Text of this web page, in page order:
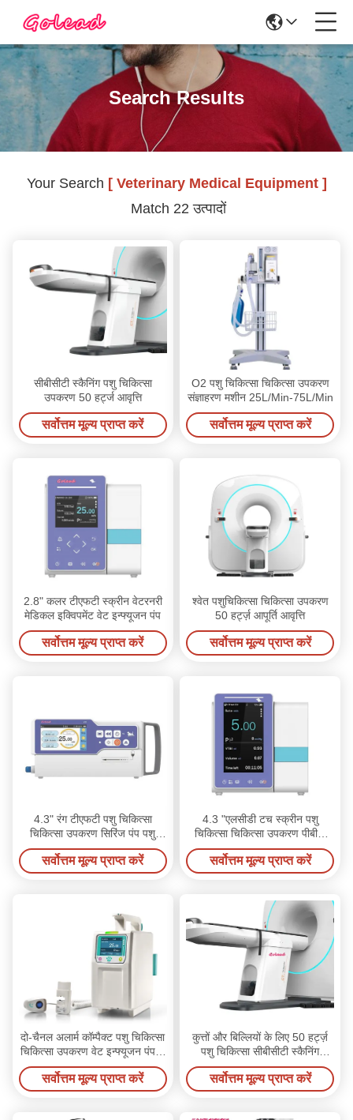
Search Results
Your Search [ Veterinary Medical Equipment ]
Match 22 उत्पादों
सीबीसीटी स्कैनिंग पशु चिकित्सा
उपकरण 50 हर्ट्ज आवृत्ति
सर्वोत्तम मूल्य प्राप्त करें
O2 पशु चिकित्सा चिकित्सा उपकरण
संज्ञाहरण मशीन 25L/Min-75L/Min
सर्वोत्तम मूल्य प्राप्त करें
2.8" कलर टीएफटी स्क्रीन वेटरनरी
मेडिकल इक्विपमेंट वेट इन्फ्यूजन पंप
सर्वोत्तम मूल्य प्राप्त करें
श्वेत पशुचिकित्सा चिकित्सा उपकरण
50 हर्ट्ज़ आपूर्ति आवृत्ति
सर्वोत्तम मूल्य प्राप्त करें
4.3" रंग टीएफटी पशु चिकित्सा
चिकित्सा उपकरण सिरिंज पंप पशु
चिकित्सा 1.6 किग्रा
सर्वोत्तम मूल्य प्राप्त करें
4.3 "एलसीडी टच स्क्रीन पशु
चिकित्सा चिकित्सा उपकरण पीबीटी
पीसी वेट पंप
सर्वोत्तम मूल्य प्राप्त करें
दो-चैनल अलार्म कॉम्पैक्ट पशु चिकित्सा
चिकित्सा उपकरण वेट इन्फ्यूजन पंप 5
इन्फ्यूजन मोड के साथ
सर्वोत्तम मूल्य प्राप्त करें
कुत्तों और बिल्लियों के लिए 50 हर्ट्ज़
पशु चिकित्सा सीबीसीटी स्कैनिंग
चिकित्सा उपकरण
सर्वोत्तम मूल्य प्राप्त करें